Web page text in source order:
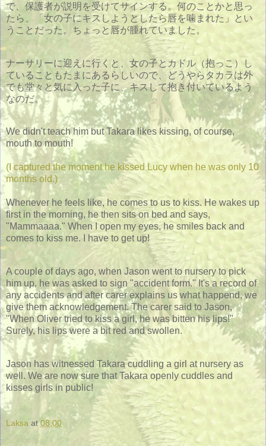
で、保護者が説明を受けてサインする。何のことかと思っ
たら、「女の子にキスしようとしたら唇を噛まれた」とい
うことだった。ちょっと唇が腫れていました。
ナーサリーに迎えに行くと、女の子とカドル（抱っこ）し
ていることもたまにあるらしいので、どうやらタカラは外
でも堂々と気に入った子に、キスして抱き付いているよう
なのだ。
We didn't teach him but Takara likes kissing, of course,
mouth to mouth!
(I captured the moment he kissed Lucy when he was only 10
months old.)
Whenever he feels like, he comes to us to kiss. He wakes up
first in the morning, he then sits on bed and says,
"Mammaaaa." When I open my eyes, he smiles back and
comes to kiss me. I have to get up!
A couple of days ago, when Jason went to nursery to pick
him up, he was asked to sign "accident form." It's a record of
any accidents and after carer explains us what happend, we
give them acknowledgement. The carer said to Jason,
"When Oliver tried to kiss a girl, he was bitten his lips!"
Surely, his lips were a bit red and swollen.
Jason has witnessed Takara cuddling a girl at nursery as
well. We are now sure that Takara openly cuddles and
kisses girls in public!
Laksa at08:00